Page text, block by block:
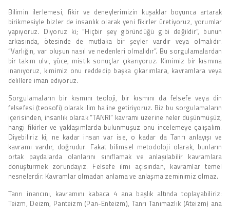
Bilimin ilerlemesi, fikir ve deneylerimizin kuşaklar boyunca artarak
birikmesiyle bizler de insanlık olarak yeni fikirler üretiyoruz, yorumlar
yapıyoruz. Diyoruz ki; “Hiçbir şey göründüğü gibi değildir”, bunun
arkasında, ötesinde de mutlaka bir şeyler vardır veya olmalıdır.
“Varlığın, var oluşun nasıl ve nedenleri olmalıdır”. Bu sorgulamalardan
bir takım ulvi, yüce, mistik sonuçlar çıkarıyoruz. Kimimiz bir kısmına
inanıyoruz, kimimiz onu reddedip başka çıkarımlara, kavramlara veya
delillere iman ediyoruz.
Sorgulamaların bir kısmını teoloji, bir kısmını da felsefe veya din
felsefesi (teosofi) olarak ilim haline getiriyoruz. Biz bu sorgulamaların
içerisinden, insanlık olarak “TANRI” kavramı üzerine neler düşünmüşüz,
hangi fikirler ve yaklaşımlarda bulunmuşuz onu incelemeye çalışalım.
Diyebiliriz ki; ne kadar insan var ise, o kadar da Tanrı anlayışı ve
kavramı vardır, doğrudur. Fakat bilimsel metodoloji olarak, bunların
ortak paydalarda olanlarını sınıflamak ve anlaşılabilir kavramlara
dönüştürmek zorundayız. Felsefe ilmi açısından, kavramlar temel
nesnelerdir. Kavramlar olmadan anlama ve anlaşma zeminimiz olmaz.
Tanrı inancını, kavramını kabaca 4 ana başlık altında toplayabiliriz:
Teizm, Deizm, Panteizm (Pan-Enteizm), Tanrı Tanımazlık (Ateizm) ana